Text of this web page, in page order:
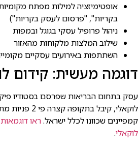
אופטימיזציה למילות מפתח
בקריות", "פרסום לעסק בקריות")
ניהול פרופיל עסקי בגוגל ובמפות
שילוב המלצות מלקוחות מהאזור
השתתפות באירועים עסקיים
דוגמה מעשית: קידום
עסק בתחום הבריאות שפרסם בסטודיו
לוקאלי, קיבל
קמפיינים שכוונו לכלל ישראל.ראו
לוקאלי.